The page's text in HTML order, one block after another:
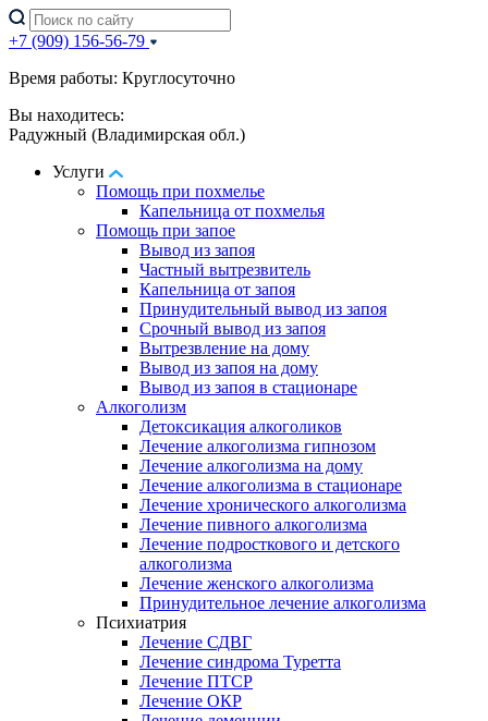
+7 (909) 156-56-79
Время работы: Круглосуточно
Вы находитесь:
Радужный (Владимирская обл.)
Услуги
Помощь при похмелье
Капельница от похмелья
Помощь при запое
Вывод из запоя
Частный вытрезвитель
Капельница от запоя
Принудительный вывод из запоя
Срочный вывод из запоя
Вытрезвление на дому
Вывод из запоя на дому
Вывод из запоя в стационаре
Алкоголизм
Детоксикация алкоголиков
Лечение алкоголизма гипнозом
Лечение алкоголизма на дому
Лечение алкоголизма в стационаре
Лечение хронического алкоголизма
Лечение пивного алкоголизма
Лечение подросткового и детского
алкоголизма
Лечение женского алкоголизма
Принудительное лечение алкоголизма
Психиатрия
Лечение СДВГ
Лечение синдрома Туретта
Лечение ПТСР
Лечение ОКР